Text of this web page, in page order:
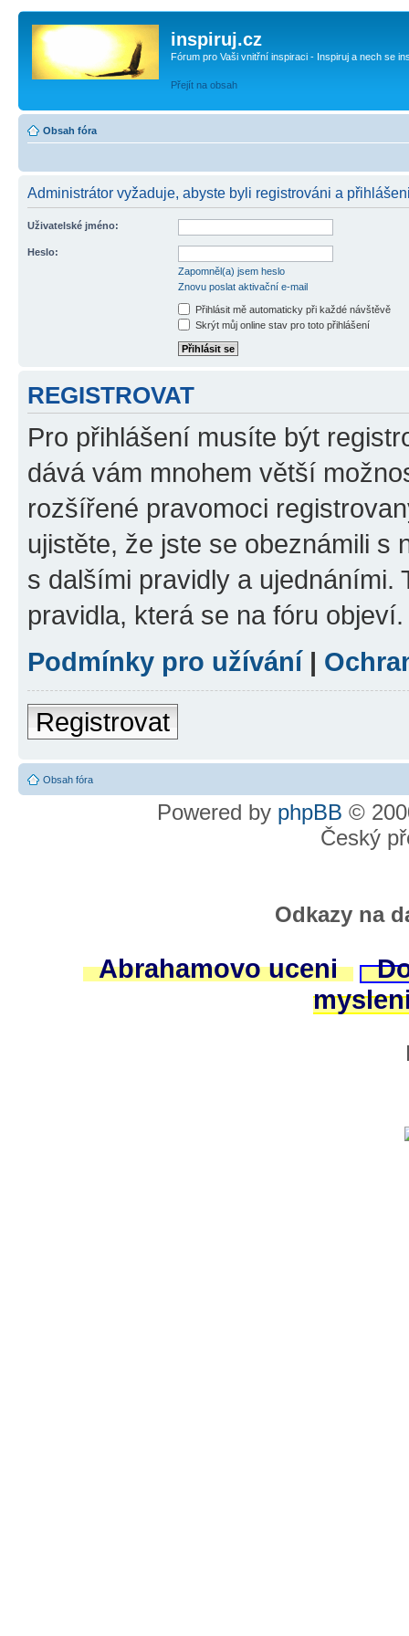
inspiruj.cz
Fórum pro Vaši vnitřní inspiraci - Inspiruj a nech se
Přejít na obsah
Obsah fóra
Administrátor vyžaduje, abyste byli registrováni a
Uživatelské jméno:
Heslo:
Zapomněl(a) jsem heslo
Znovu poslat aktivační e-mail
Přihlásit mě automaticky při každé návštěvě
Skrýt můj online stav pro toto přihlášení
REGISTROVAT
Pro přihlášení musíte být
dává vám mnohem větší
rozšířené pravomoci
ujistěte, že jste se obeznámili s
s dalšími pravidly a ujednáními.
pravidla, která se na fóru objeví.
Podmínky pro užívání|
Registrovat
Obsah fóra
Powered by phpBB ©
Český
Odkazy na
Abrahamovo uceni